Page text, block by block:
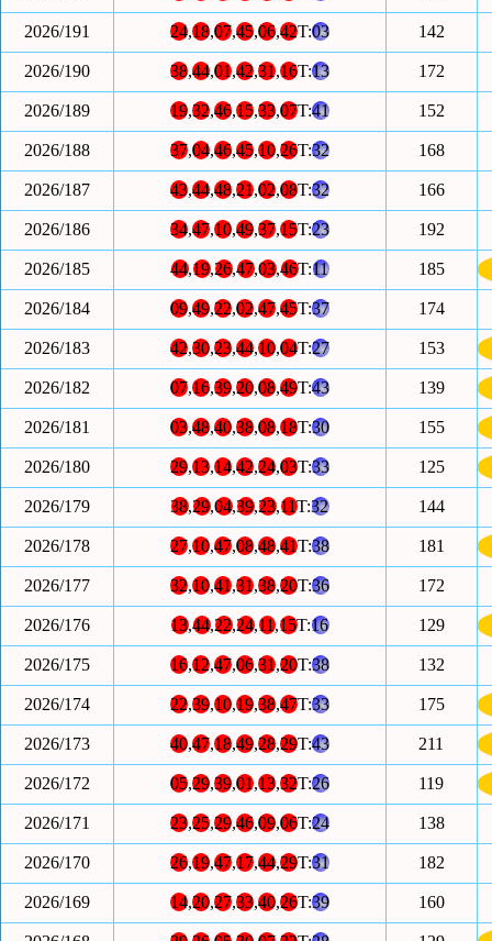
2026/191 24,18,07,45,06,42T:03 142
2026/190 38,44,01,42,31,16T:13 172
2026/189 19,32,46,15,33,07T:41 152
2026/188 37,04,46,45,10,26T:32 168
2026/187 43,44,48,21,02,08T:32 166
2026/186 34,47,10,49,37,15T:23 192
2026/185 44,19,26,47,03,46T:11 185
2026/184 09,49,22,02,47,45T:37 174
2026/183 42,30,23,44,10,04T:27 153
2026/182 07,16,39,20,08,49T:43 139
2026/181 03,48,40,38,08,18T:30 155
2026/180 29,13,14,42,24,03T:33 125
2026/179 38,29,04,39,23,11T:32 144
2026/178 27,10,47,08,48,41T:38 181
2026/177 32,10,41,31,38,20T:36 172
2026/176 13,44,22,24,11,15T:16 129
2026/175 16,12,47,06,31,20T:38 132
2026/174 22,39,10,19,38,47T:33 175
2026/173 40,47,18,49,28,29T:43 211
2026/172 05,29,39,01,13,32T:26 119
2026/171 23,25,29,46,09,06T:24 138
2026/170 26,19,47,17,44,29T:31 182
2026/169 14,20,27,33,40,26T:39 160